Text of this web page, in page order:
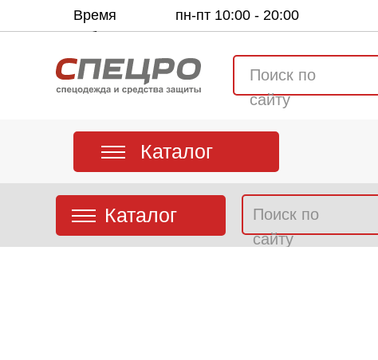
Время
работы:
пн-пт 10:00 - 20:00
Поиск по
сайту
Каталог
Поиск по
сайту
Каталог